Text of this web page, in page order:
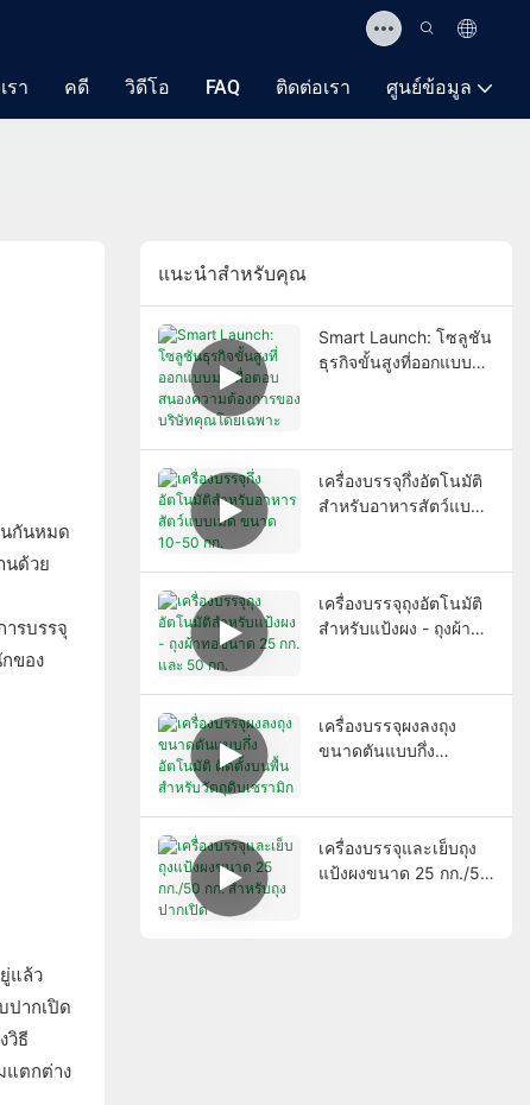
รา คดี วิดีโอ FAQ ติดต่อเรา ศูนย์ข้อมูล
นกันหมด
นด้วย
รบรรจุ
ของ
แล้ว
ปากเปิด
วิธี
แตกต่าง
แนะนำสำหรับคุณ
Smart Launch: โซลูชัน
ธุรกิจขั้นสูงที่ออกแบบมา
เครื่องบรรจุกึ่งอัตโนมัติ
สำหรับอาหารสัตว์แบบ
เครื่องบรรจุถุงอัตโนมัติ
สำหรับแป้งผง - ถุงผ้าทอ
เครื่องบรรจุผงลงถุง
ขนาดตันแบบกึ่ง
เครื่องบรรจุและเย็บถุง
แป้งผงขนาด 25 กก./50